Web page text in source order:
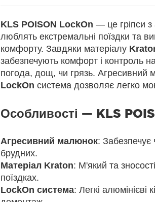
KLS POISON LockOn — це гріпси з
люблять екстремальні поїздки та
комфорту. Завдяки матеріалу
забезпечують комфорт і контроль
погода, дощ, чи грязь. Агресивний
LockOn система дозволяє легко
Особливості — KLS
Агресивний малюнок: Забезпечує
брудних.
Матеріал Kraton: М'який та
поїздках.
LockOn система: Легкі алюмінієві